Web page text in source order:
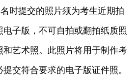
时提交的照片须为考生近期拍
子版，不可自拍或翻拍纸质照
和艺术照。此照片将用于制作考
交符合要求的电子版证件照。